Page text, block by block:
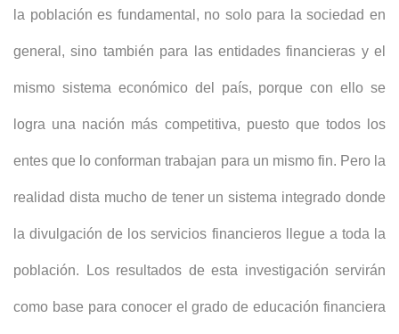
la población es fundamental, no solo para la sociedad en
general, sino también para las entidades financieras y el
mismo sistema económico del país, porque con ello se
logra una nación más competitiva, puesto que todos los
entes que lo conforman trabajan para un mismo fin. Pero la
realidad dista mucho de tener un sistema integrado donde
la divulgación de los servicios financieros llegue a toda la
población. Los resultados de esta investigación servirán
como base para conocer el grado de educación financiera